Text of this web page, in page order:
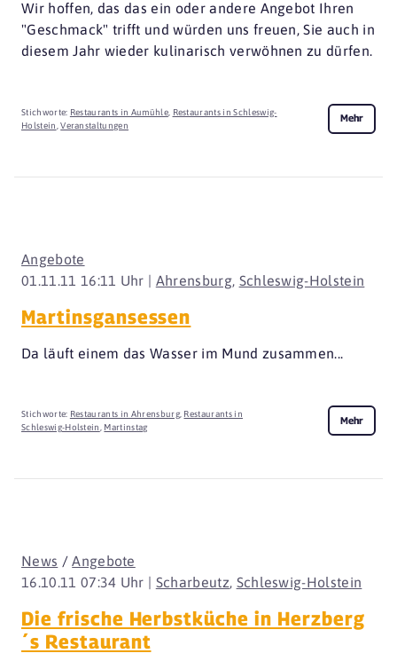
Wir hoffen, das das ein oder andere Angebot Ihren
"Geschmack" trifft und würden uns freuen, Sie auch in
diesem Jahr wieder kulinarisch verwöhnen zu dürfen.
Stichworte: Restaurants in Aumühle, Restaurants in Schleswig-
Holstein ,Veranstaltungen
Mehr
01.11.11 16:11 Uhr | Ahrensburg, Schleswig-Holstein
Angebote
Martinsgansessen
Da läuft einem das Wasser im Mund zusammen...
Stichworte: Restaurants in Ahrensburg, Restaurants in
Schleswig-Holstein, Martinstag
Mehr
16.10.11 07:34 Uhr | Scharbeutz, Schleswig-Holstein
News /Angebote
Die frische Herbstküche in Herzberg
´s Restaurant